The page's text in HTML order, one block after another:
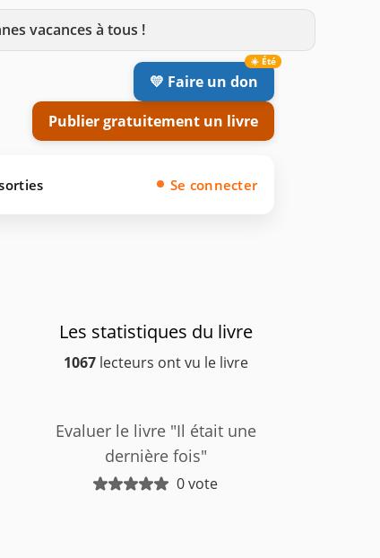
vacances à tous !
💛 Faire un don
Publier gratuitement un livre
Se connecter
Les statistiques du livre
1067lecteurs ont vu le livre
Evaluer le livre "Il était une
dernière fois"
0 vote